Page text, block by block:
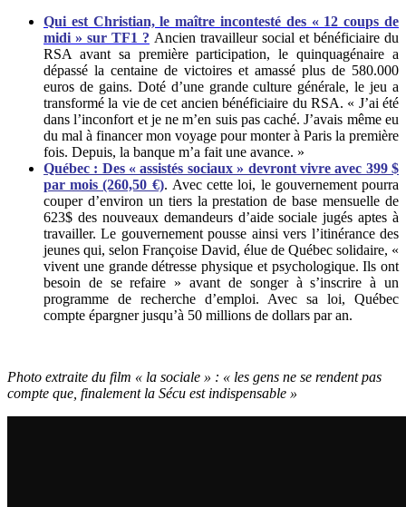
Qui est Christian, le maître incontesté des « 12 coups de
midi » sur TF1 ? Ancien travailleur social et bénéficiaire du
RSA avant sa première participation, le quinquagénaire a
dépassé la centaine de victoires et amassé plus de 580.000
euros de gains. Doté d’une grande culture générale, le jeu a
transformé la vie de cet ancien bénéficiaire du RSA. « J’ai été
dans l’inconfort et je ne m’en suis pas caché. J’avais même eu
du mal à financer mon voyage pour monter à Paris la première
fois. Depuis, la banque m’a fait une avance. »
Québec : Des « assistés sociaux » devront vivre avec 399 $
par mois (260,50 €). Avec cette loi, le gouvernement pourra
couper d’environ un tiers la prestation de base mensuelle de
623$ des nouveaux demandeurs d’aide sociale jugés aptes à
travailler. Le gouvernement pousse ainsi vers l’itinérance des
jeunes qui, selon Françoise David, élue de Québec solidaire, «
vivent une grande détresse physique et psychologique. Ils ont
besoin de se refaire » avant de songer à s’inscrire à un
programme de recherche d’emploi. Avec sa loi, Québec
compte épargner jusqu’à 50 millions de dollars par an.
Photo extraite du film « la sociale » : « les gens ne se rendent pas
compte que, finalement la Sécu est indispensable »